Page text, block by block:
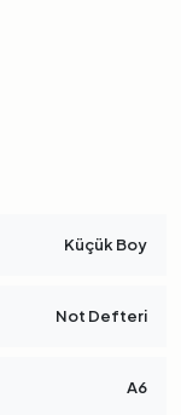
Küçük Boy
Not Defteri
A6